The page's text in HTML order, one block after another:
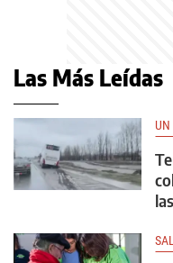
Las Más Leídas
UN